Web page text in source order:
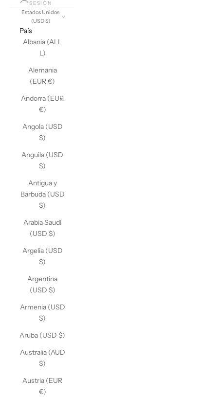
SESIÓN
Estados Unidos
(USD $)
País
Albania (ALL
L)
Alemania
(EUR €)
Andorra (EUR
€)
Angola (USD
$)
Anguila (USD
$)
Antigua y
Barbuda (USD
$)
Arabia Saudí
(USD $)
Argelia (USD
$)
Argentina
(USD $)
Armenia (USD
$)
Aruba (USD $)
Australia (AUD
$)
Austria (EUR
€)